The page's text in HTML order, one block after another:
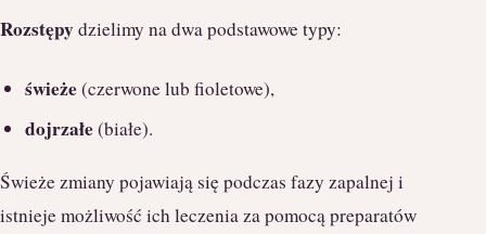
Rozstępydzielimy na dwa podstawowe typy:
świeże(czerwone lub fioletowe),
dojrzałe(białe).
Świeże zmiany pojawiają się podczas fazy zapalnej i
istnieje możliwość ich leczenia za pomocą preparatów